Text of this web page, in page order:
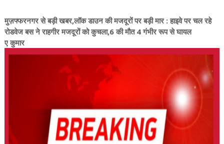
मुज़फ्फरनगर से बड़ी खबर,लॉक डाउन की मजदूरों पर बड़ी मार : हाइवे पर चल रहे
रोडवेज बस ने राहगीर मजदूरों को कुचला,6 की मौत 4 गंभीर रूप से घायल
ए कुमार